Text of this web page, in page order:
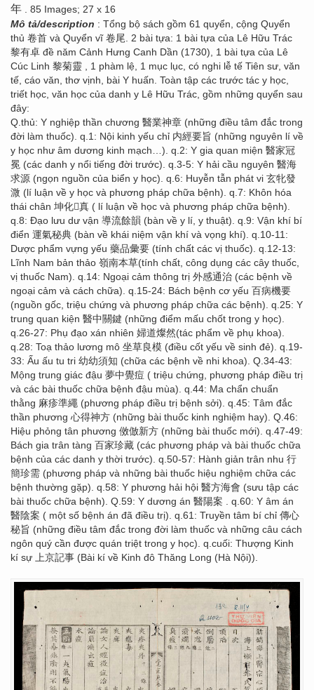
年 . 85 Images; 27 x 16
Mô tả/description : Tổng bộ sách gồm 61 quyển, cộng Quyển
thủ 卷首 và Quyển vĩ 卷尾. 2 bài tựa: 1 bài tựa của Lê Hữu Trác
黎有卓 đề năm Cảnh Hưng Canh Dần (1730), 1 bài tựa của Lê
Cúc Linh 黎菊靈 , 1 phàm lệ, 1 mục lục, có nghi lễ tế Tiên sư, văn
tế, cáo văn, thơ vịnh, bài Y huấn. Toàn tập các trước tác y học,
triết học, văn học của danh y Lê Hữu Trác, gồm những quyển sau
đây:
Q.thủ: Y nghiệp thần chương 醫業神章 (những điều tâm đắc trong
đời làm thuốc). q.1: Nội kinh yếu chỉ 内經要旨 (những nguyên lí về
y học như âm dương kinh mạch…). q.2: Y gia quan miện 醫家冠
冕 (các danh y nổi tiếng đời trước). q.3-5: Y hải cầu nguyên 醫海
求源 (ngọn nguồn của biển y học). q.6: Huyễn tẫn phát vi 玄牝發
溦 (lí luận về y học và phương pháp chữa bệnh). q.7: Khôn hóa
thái chân 坤化񠈚真 ( lí luận về học và phương pháp chữa bệnh).
q.8: Đạo lưu dư vận 導流餘韻 (bàn về y lí, y thuật). q.9: Vận khí bí
điển 運氣秘典 (bàn về khái niệm vận khí và vọng khí). q.10-11:
Dược phẩm vựng yếu 藥品彙要 (tính chất các vị thuốc). q.12-13:
Lĩnh Nam bản thảo 嶺南本草(tính chất, công dụng các cây thuốc,
vị thuốc Nam). q.14: Ngoại cảm thông trị 外感通治 (các bệnh về
ngoại cảm và cách chữa). q.15-24: Bách bệnh cơ yếu 百病機要
(nguồn gốc, triệu chứng và phương pháp chữa các bệnh). q.25: Y
trung quan kiện 醫中關鍵 (những điểm mấu chốt trong y học).
q.26-27: Phụ đạo xán nhiên 婦道燦然(tác phẩm về phụ khoa).
q.28: Toạ thảo lương mô 坐草良模 (điều cốt yếu về sinh đẻ). q.19-
33: Ấu ấu tu tri 幼幼須知 (chữa các bệnh về nhi khoa). Q.34-43:
Mộng trung giác đậu 夢中覺痘 ( triệu chứng, phương pháp điều trị
và các bài thuốc chữa bệnh đậu mùa). q.44: Ma chẩn chuẩn
thằng 麻疹準繩 (phương pháp điều trị bệnh sởi). q.45: Tâm đắc
thần phương 心得神方 (những bài thuốc kinh nghiệm hay). Q.46:
Hiệu phỏng tân phương 傚倣新方 (những bài thuốc mới). q.47-49:
Bách gia trân tàng 百家珍藏 (các phương pháp và bài thuốc chữa
bệnh của các danh y thời trước). q.50-57: Hành giản trân nhu 行
簡珍需 (phương pháp và những bài thuốc hiệu nghiệm chữa các
bệnh thường gặp). q.58: Y phương hải hội 醫方海會 (sưu tập các
bài thuốc chữa bệnh). Q.59: Y dương án 醫陽案 . q.60: Y âm án
醫陰案 ( một số bệnh án đã điều trị). q.61: Truyền tâm bí chỉ 傳心
秘旨 (những điều tâm đắc trong đời làm thuốc và những câu cách
ngôn quý cần được quán triệt trong y học). q.cuối: Thượng Kinh
kí sự 上京記事 (Bài kí về Kinh đô Thăng Long (Hà Nội)).